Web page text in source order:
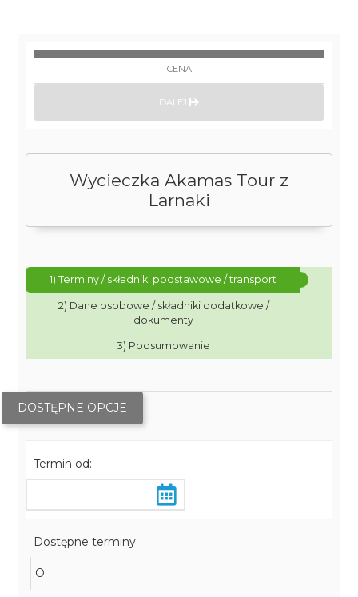
Wycieczka Akamas Tour z
Larnaki
1) Terminy / składniki podstawowe / transport
2) Dane osobowe / składniki dodatkowe /
dokumenty
3) Podsumowanie
DOSTĘPNE OPCJE
Termin od:
Dostępne terminy:
O
CENA
DALEJ